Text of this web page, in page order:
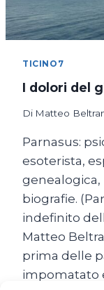
TICINO7
I dolori del
Di Matteo
Parnasus:
esoterista,
genealogica,
biografie.
indefinito
Matteo
prima delle
impomatato